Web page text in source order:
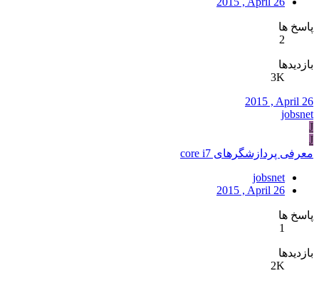
پاسخ ها
2
بازدیدها
3K
2015 , April 26
jobsnet
J
J
معرفی پردازشگرهای core i7
jobsnet
2015 , April 26
پاسخ ها
1
بازدیدها
2K